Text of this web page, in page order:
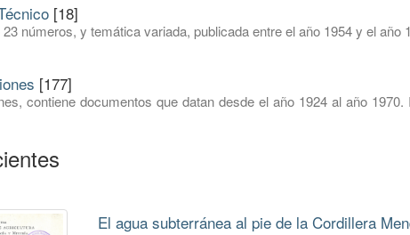
[18]
números, y temática variada, publicada entre el año 1954 y el año
[177]
contiene documentos que datan desde el año 1924 al año
El agua subterránea al pie de la Cordillera